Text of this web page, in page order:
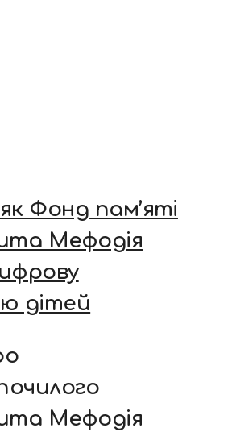
Фонд пам’яті
Мефодія
дітей
Мефодія